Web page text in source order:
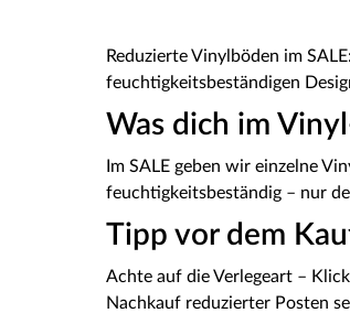
Reduzierte Vinylböden im
feuchtigkeitsbeständigen
Was dich im
Im SALE geben wir einzelne
feuchtigkeitsbeständig – nur
Tipp vor dem
Achte auf die Verlegeart –
Nachkauf reduzierter Posten